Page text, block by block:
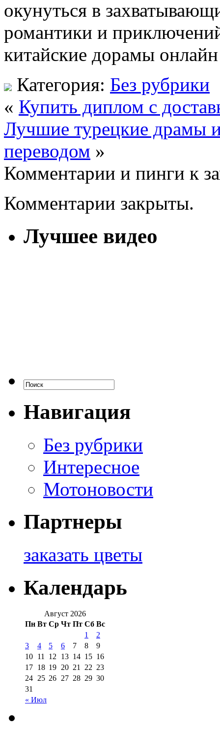
окунуться в
романтики и
китайские дорамы
Категория: Без рубрики
« Купить диплом с
Лучшие турецкие драмы
переводом »
Комментарии и пинги к
Комментарии закрыты.
Лучшее видео
Навигация
Без рубрики
Интересное
Мотоновости
Партнеры
заказать цветы
Календарь
Август 2026
Пн Вт Ср Чт Пт Сб Вс
« Июл
1
2
3
4 5 6 7 8
9
10 11 12 13 14 15 16
17 18 19 20 21 22 23
24 25 26 27 28 29 30
31